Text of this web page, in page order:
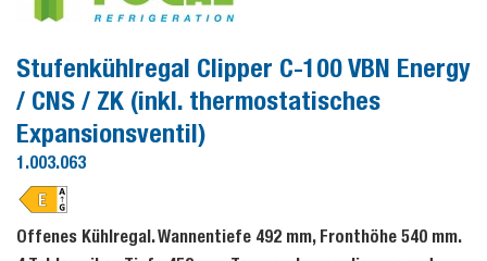
Stufenkühlregal Clipper C-100 VBN Energy
/ CNS / ZK (inkl. thermostatisches
Expansionsventil)
1.003.063
Offenes Kühlregal. Wannentiefe 492 mm, Fronthöhe 540 mm.